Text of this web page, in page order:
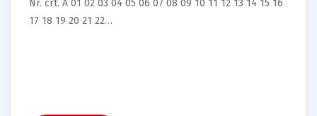
Nr. crt. A 01 02 03 04 05 06 07 08 09 10 11 12 13 14 15 16
17 18 19 20 21 22…